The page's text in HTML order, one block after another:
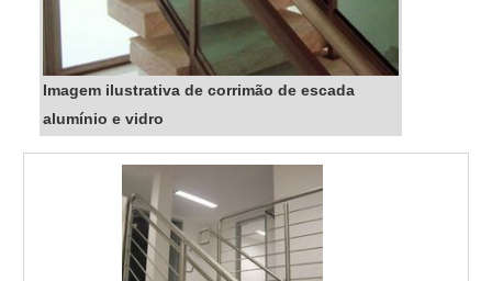
Imagem ilustrativa de corrimão de escada
alumínio e vidro